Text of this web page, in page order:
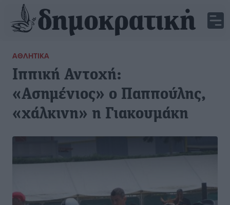
ΑΘΛΗΤΙΚΆ
Ιππική Αντοχή:
«Ασημένιος» ο Παππούλης,
«χάλκινη» η Γιακουμάκη